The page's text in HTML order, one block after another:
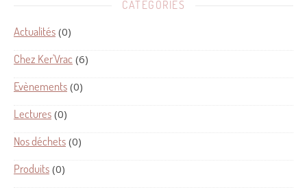
CATÉGORIES
Actualités (0)
Chez Ker'Vrac (6)
Evènements (0)
Lectures (0)
Nos déchets (0)
Produits (0)